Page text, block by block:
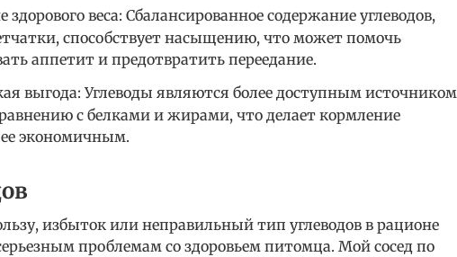
веса: Сбалансированное содержание углеводов,
способствует насыщению, что может помочь
аппетит и предотвратить переедание.
выгода: Углеводы являются более доступным источником
с белками и жирами, что делает кормление
экономичным.
избыток или неправильный тип углеводов в рационе
проблемам со здоровьем питомца. Мой сосед по